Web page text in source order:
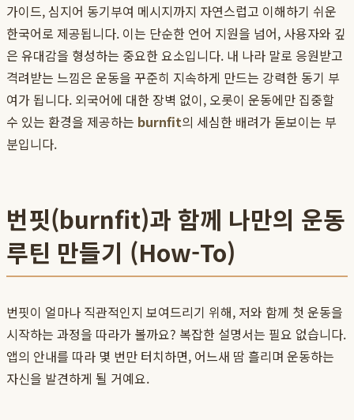
가이드, 심지어 동기부여 메시지까지 자연스럽고 이해하기 쉬운
한국어로 제공됩니다. 이는 단순한 언어 지원을 넘어, 사용자와 깊
은 유대감을 형성하는 중요한 요소입니다. 내 나라 말로 응원받고
격려받는 느낌은 운동을 꾸준히 지속하게 만드는 강력한 동기 부
여가 됩니다. 외국어에 대한 장벽 없이, 오롯이 운동에만 집중할
수 있는 환경을 제공하는 burnfit의 세심한 배려가 돋보이는 부
분입니다.
번핏(burnfit)과 함께 나만의 운동
루틴 만들기 (How-To)
번핏이 얼마나 직관적인지 보여드리기 위해, 저와 함께 첫 운동을
시작하는 과정을 따라가 볼까요? 복잡한 설명서는 필요 없습니다.
앱의 안내를 따라 몇 번만 터치하면, 어느새 땀 흘리며 운동하는
자신을 발견하게 될 거예요.